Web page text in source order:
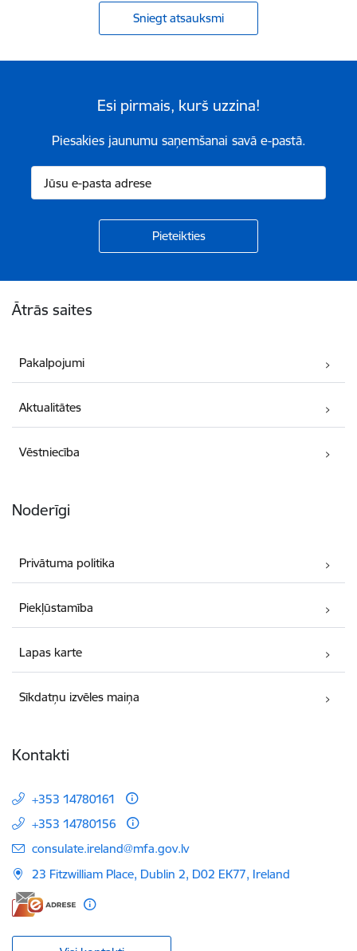
Sniegt atsauksmi
Esi pirmais, kurš uzzina!
Piesakies jaunumu saņemšanai savā e-pastā.
Ātrās saites
Pakalpojumi
Aktualitātes
Vēstniecība
Noderīgi
Privātuma politika
Piekļūstamība
Lapas karte
Sīkdatņu izvēles maiņa
Kontakti
+353 14780161
+353 14780156
E-pasts:
consulate.ireland@mfa.gov.lv
23 Fitzwilliam Place, Dublin 2, D02 EK77, Ireland